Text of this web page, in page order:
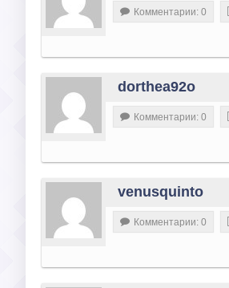
Комментарии: 0
dorthea92o
Комментарии: 0
venusquinto
Комментарии: 0